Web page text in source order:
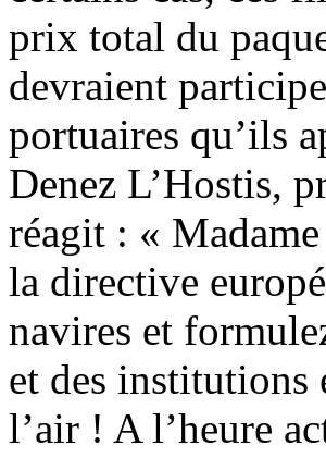
prix total du
devraient
portuaires qu’ils
Denez L’Hostis,
réagit : «
la directive
navires et
et des institutions
l’air ! A l’heure